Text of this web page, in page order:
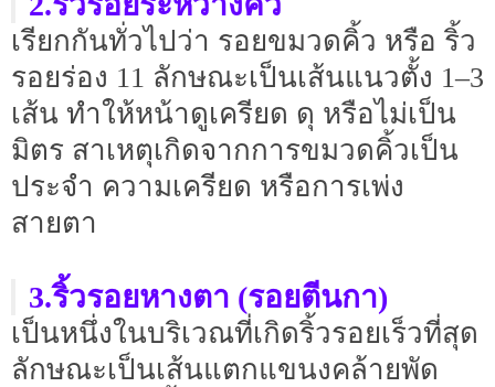
เรียกกันทั่วไปว่า รอยขมวดคิ้ว หรือ ริ้ว
รอยร่อง 11 ลักษณะเป็นเส้นแนวตั้ง 1–3
เส้น ทำให้หน้าดูเครียด ดุ หรือไม่เป็น
มิตร สาเหตุเกิดจากการขมวดคิ้วเป็น
ประจำ ความเครียด หรือการเพ่ง
สายตา
3.ริ้วรอยหางตา (รอยตีนกา)
เป็นหนึ่งในบริเวณที่เกิดริ้วรอยเร็วที่สุด
ลักษณะเป็นเส้นแตกแขนงคล้ายพัด